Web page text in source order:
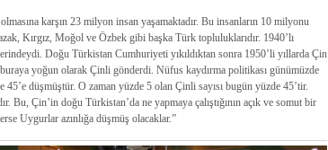
karşın 23 milyon insan yaşamaktadır. Bu insanların 10 milyonu
Kırgız, Moğol ve Özbek gibi başka Türk topluluklarıdır. 1940’lı
Doğu Türkistan Cumhuriyeti yıkıldıktan sonra 1950’li yıllarda Çin
yoğun olarak Çinli gönderdi. Nüfus kaydırma politikası günümüzde
düşmüştür. O zaman yüzde 5 olan Çinli sayısı bugün yüzde 45’tir.
Çin’in doğu Türkistan’da ne yapmaya çalıştığının açık ve somut bir
Uygurlar azınlığa düşmüş olacaklar.”